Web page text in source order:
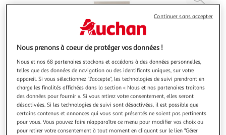
rubrique
à
Nous prenons à coeur de protéger vos données !
Nous et nos 68 partenaires stockons et accédons à des données personnelles,
telles que des données de navigation ou des identifiants uniques, sur votre
appareil. Si vous sélectionnez "J'accepte", les technologies de suivi prendront en
charge les finalités affichées dans la section « Nous et nos partenaires traitons
des données pour fournir ». Si vous retirez votre consentement, elles seront
désactivées. Si les technologies de suivi sont désactivées, il est possible que
certains contenus et annonces qui vous sont présentés ne soient pas pertinents
pour vous. Vous pouvez faire réapparaître ce menu pour modifier vos choix ou
pour retirer votre consentement à tout moment en cliquant sur le lien "Gérer
Continuer sans accepter